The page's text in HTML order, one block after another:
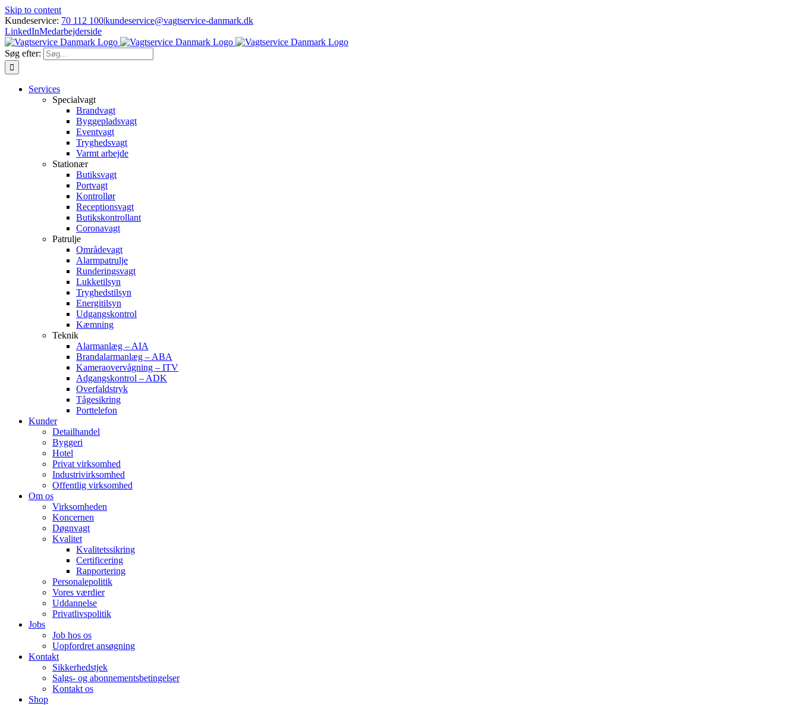
Skip to content
Kundeservice: 70 112 100|kundeservice@vagtservice-danmark.dk
LinkedInMedarbejderside
Søg efter:
Services
Specialvagt
Brandvagt
Byggepladsvagt
Eventvagt
Tryghedsvagt
Varmt arbejde
Stationær
Butiksvagt
Portvagt
Kontrollør
Receptionsvagt
Butikskontrollant
Coronavagt
Patrulje
Områdevagt
Alarmpatrulje
Runderingsvagt
Lukketilsyn
Tryghedstilsyn
Energitilsyn
Udgangskontrol
Kæmning
Teknik
Alarmanlæg – AIA
Brandalarmanlæg – ABA
Kameraovervågning – ITV
Adgangskontrol – ADK
Overfaldstryk
Tågesikring
Porttelefon
Kunder
Detailhandel
Byggeri
Hotel
Privat virksomhed
Industrivirksomhed
Offentlig virksomhed
Om os
Virksomheden
Koncernen
Døgnvagt
Kvalitet
Kvalitetssikring
Certificering
Rapportering
Personalepolitik
Vores værdier
Uddannelse
Privatlivspolitik
Jobs
Job hos os
Uopfordret ansøgning
Kontakt
Sikkerhedstjek
Salgs- og abonnementsbetingelser
Kontakt os
Shop